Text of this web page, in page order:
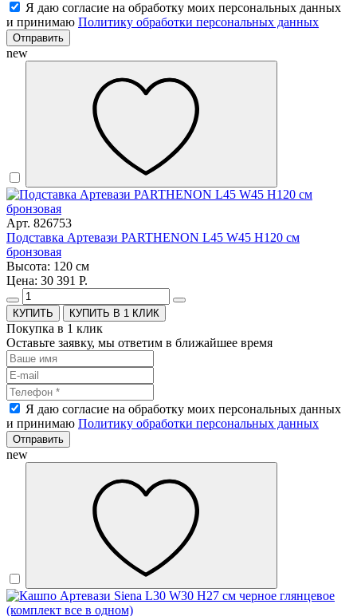
Я даю согласие на обработку моих персональных данных
и принимаю Политику обработки персональных данных
Отправить
new
Арт. 826753
Подставка Артевази PARTHENON L45 W45 H120 см
бронзовая
Высота: 120 см
Цена: 30 391 Р.
КУПИТЬ В 1 КЛИК
Покупка в 1 клик
Оставьте заявку, мы ответим в ближайшее время
Я даю согласие на обработку моих персональных данных
и принимаю Политику обработки персональных данных
Отправить
new